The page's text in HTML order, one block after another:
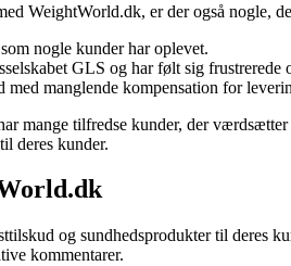
WeightWorld.dk, er der også nogle,
nogle kunder har oplevet.
GLS og har følt sig frustrerede
manglende kompensation for
mange tilfredse kunder, der
deres kunder.
og sundhedsprodukter til deres
kommentarer.